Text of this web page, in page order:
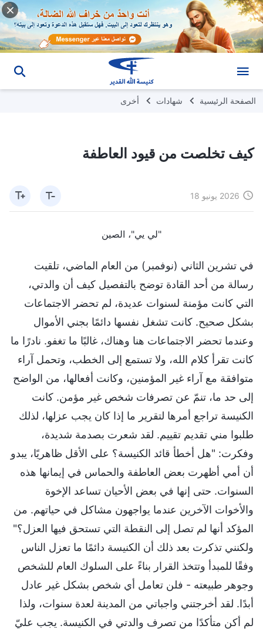
الصفحة الرئيسية شهادات أخرى
كيف تخلصت من قيود العاطفة
2026 يونيو 18
"لي يي"، الصين
في تشرين الثاني (نوفمبر) من العام الماضي، تلقيت
رسالة من أحد القادة توضح بالتفصيل كيف أن والدتي،
التي كانت مؤمنة لسنوات عديدة، لم تحضر الاجتماعات
بشكل صحيح. كانت تشغل نفسها دائمًا بجني الأموال
وعندما تحضر الاجتماعات هنا وهناك، غالبًا ما تغفو. نادرًا ما
كانت تقرأ كلام الله، ولا تستمع إلى الخطب، وتحمل آراء
متوافقة مع آراء غير المؤمنين، وكانت أفعالها، من الواضح
إلى حد ما، تنمّ عن تصرفات شخص غير مؤمن. كانت
الكنيسة تراجع أمرها لتقرير ما إذا كان يجب عزلها، لذلك
طلبوا مني تقديم تقييم. لقد شعرت بصدمة شديدة،
وفكرت: "هل أخطأ قائد الكنيسة؟ على الأقل ظاهريًا، يبدو
أن أمي أظهرت بعض العاطفة والحماس في إيمانها هذه
السنوات. حتى إنها في بعض الأحيان تساعد الإخوة
والأخوات الآخرين عندما يواجهون مشاكل في حياتهم. من
المؤكد أنها لم تصل إلى النقطة التي تستحق فيها العزل؟"
ولكنني تذكرت بعد ذلك أن الكنيسة دائمًا ما تعزل الناس
وفقًا للمبدأ وتتخذ القرار بناءً على السلوك العام للشخص
وجوهر طبيعته - فلن تعامل أي شخص بشكل غير عادل
أبدًا. لقد أخرجتني واجباتي من المدينة لعدة سنوات، ولذا
لم أكن متأكدًا من تصرف والدتي في الكنيسة. يجب عليّ